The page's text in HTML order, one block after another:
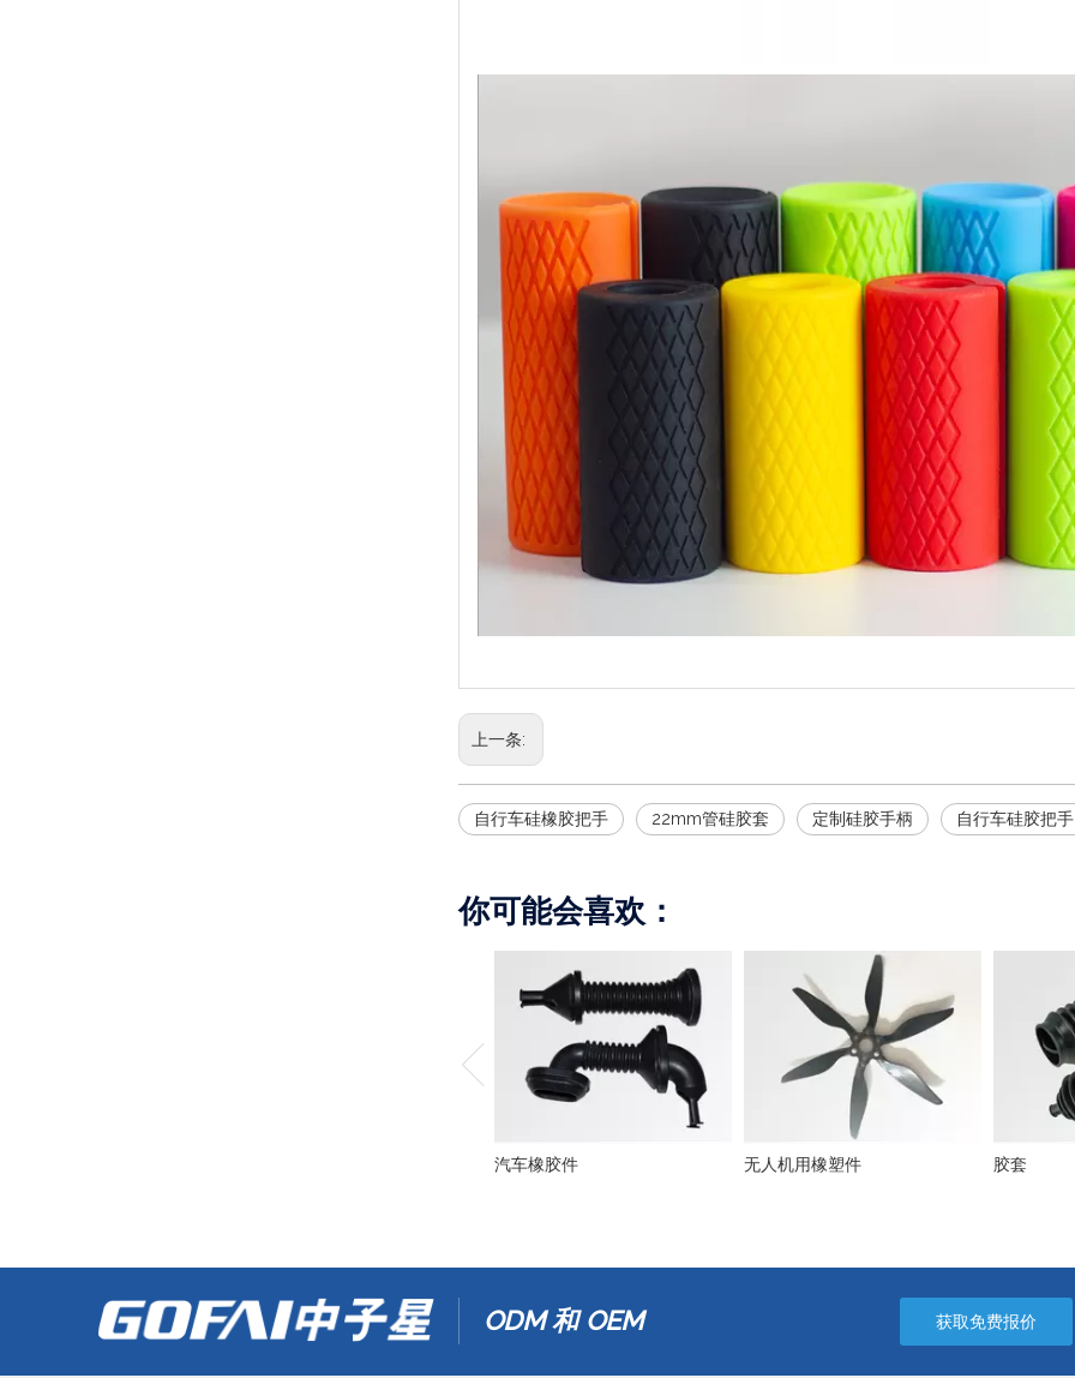
上一条:
自行车硅橡胶把手 22mm管硅胶套 定制硅胶手柄 自行车硅胶把手
你可能会喜欢：
汽车橡胶件 无人机用橡塑件 胶套
ODM 和 OEM 获取免费报价